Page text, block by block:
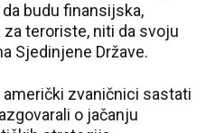
budu finansijska,
za teroriste, niti da svoju
Sjedinjene Države.
američki zvaničnici sastati
o jačanju